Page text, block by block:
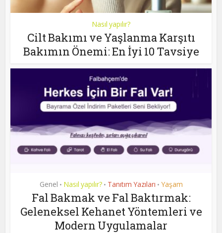
Nasıl yapılır?
Cilt Bakımı ve Yaşlanma Karşıtı
Bakımın Önemi: En İyi 10 Tavsiye
Genel • Nasıl yapılır? • Tanıtım Yazıları • Yaşam
Fal Bakmak ve Fal Baktırmak:
Geleneksel Kehanet Yöntemleri ve
Modern Uygulamalar